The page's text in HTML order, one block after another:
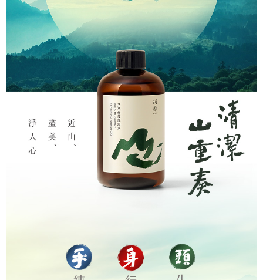
由本公司與您本人進行分期帳單所需資料之確認、核對及更正。
3.完整用戶服務條款，請詳閱以下連結：https://oppay.tw/userRule
是否繳費成功／繳費後需取消欲退款等相關疑問，請聯繫「AFTEE先享後付
客戶支援中心」
https://netprotections.freshdesk.com/support/home
１．透過由恩沛科技股份有限公司提供之「AFTEE先享後付」服務完成之交
易，需依本服務之必要範圍內提供個人資料，並將交易相關給付款項請求債
權轉讓予恩沛科技股份有限公司。
２．關於個人資料處理事宜，請瀏覽以下網址：
https://aftee.tw/terms/#terms3
３．未成年的使用者請事先徵得法定代理人或監護人之同意方可使用
「AFTEE先享後付」，若未經同意申辦者引起之損失，本公司不負相關責
４．使用「AFTEE先享後付」時，將依據個別帳號之用戶狀況，依本公司即
時審查核予不同之上限額度；若仍有額度不足之情形，本公司將視審查結果
請求用戶進行身份認證。
５．嚴禁一人註冊多個帳號或使用他人資訊註冊。若發現惡意使用之情形，
恩沛科技股份有限公司將有權停止該用戶之使用額度並採取法律行動。
每筆NT$100，滿NT$1,000(含以上)免運費
每筆NT$280，滿NT$3,000(含以上)免運費